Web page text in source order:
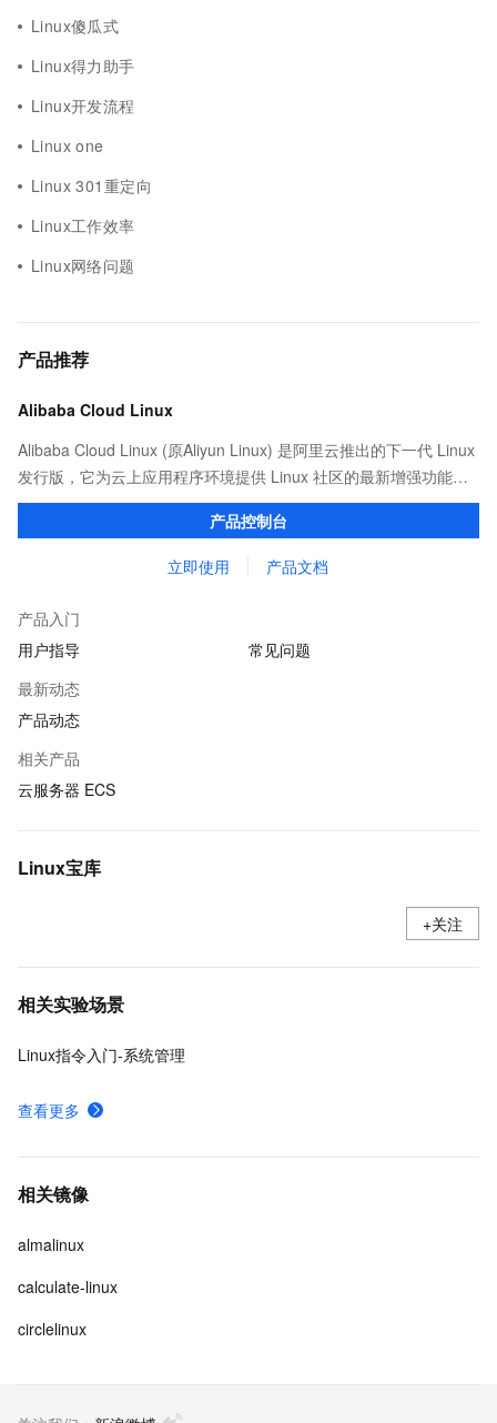
Linux傻瓜式
Linux得力助手
Linux开发流程
Linux one
Linux 301重定向
Linux工作效率
Linux网络问题
产品推荐
Alibaba Cloud Linux
Alibaba Cloud Linux (原Aliyun Linux) 是阿里云推出的下一代 Linux
发行版，它为云上应用程序环境提供 Linux 社区的最新增强功能，
在提供云上最佳用户体验的同时，也针对阿里云基础设施做了深度
产品控制台
立即使用 产品文档
产品入门
用户指导
常见问题
最新动态
产品动态
相关产品
云服务器 ECS
Linux宝库
+关注
相关实验场景
Linux指令入门-系统管理
查看更多
相关镜像
almalinux
calculate-linux
circlelinux